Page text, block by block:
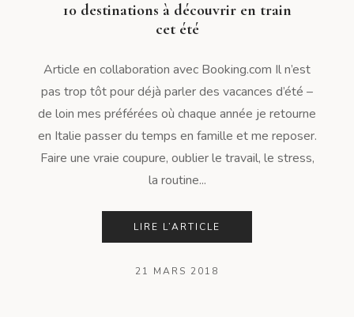
10 destinations à découvrir en train
cet été
Article en collaboration avec Booking.com Il n’est
pas trop tôt pour déjà parler des vacances d’été –
de loin mes préférées où chaque année je retourne
en Italie passer du temps en famille et me reposer.
Faire une vraie coupure, oublier le travail, le stress,
la routine...
LIRE L’ARTICLE
21 MARS 2018